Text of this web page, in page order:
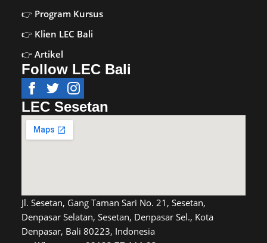
Program Kursus
Klien LEC Bali
Artikel
Follow LEC Bali
LEC Sesetan
Jl. Sesetan, Gang Taman Sari No. 21, Sesetan,
Denpasar Selatan, Sesetan, Denpasar Sel., Kota
Denpasar, Bali 80223, Indonesia